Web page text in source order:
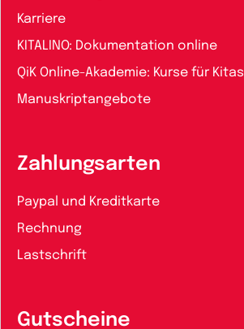
Karriere
KITALINO: Dokumentation online
QiK Online-Akademie: Kurse für Kitas
Manuskriptangebote
Zahlungsarten
Paypal und Kreditkarte
Rechnung
Lastschrift
Gutscheine